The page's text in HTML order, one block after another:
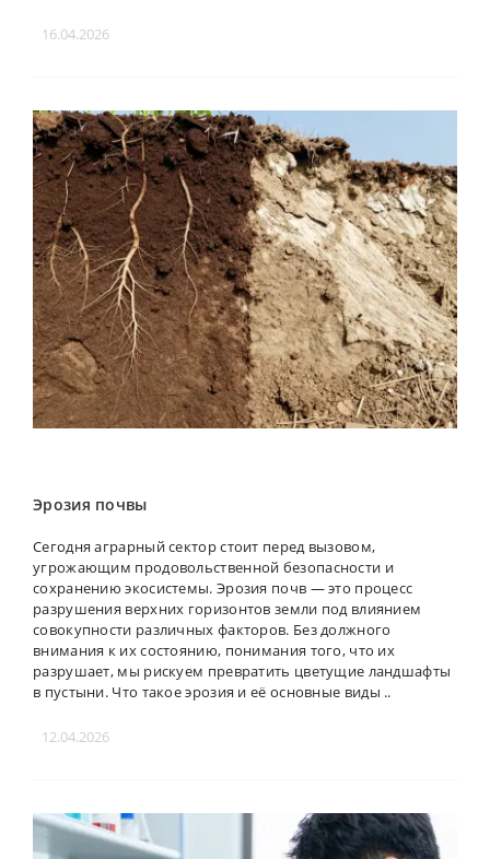
16.04.2026
Эрозия почвы
Сегодня аграрный сектор стоит перед вызовом,
угрожающим продовольственной безопасности и
сохранению экосистемы. Эрозия почв — это процесс
разрушения верхних горизонтов земли под влиянием
совокупности различных факторов. Без должного
внимания к их состоянию, понимания того, что их
разрушает, мы рискуем превратить цветущие ландшафты
в пустыни. Что такое эрозия и её основные виды ..
12.04.2026